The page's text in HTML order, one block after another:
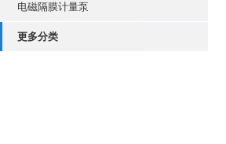
电磁隔膜计量泵
更多分类